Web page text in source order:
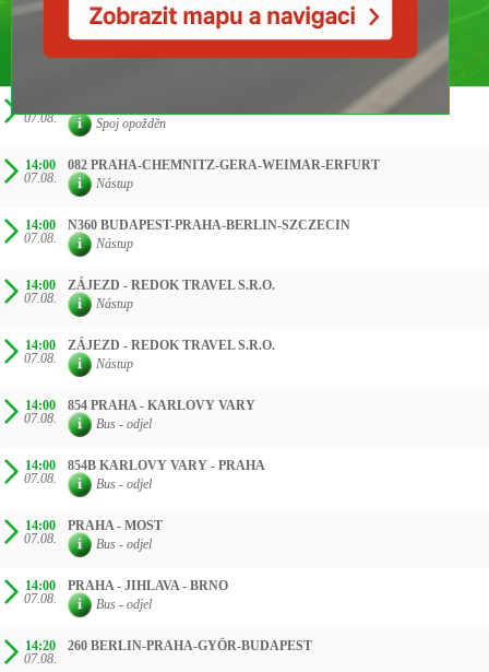
07.08.
Spoj opožděn
14:00
07.08.
082 PRAHA-CHEMNITZ-GERA-WEIMAR-ERFURT
Nástup
14:00
07.08.
N360 BUDAPEST-PRAHA-BERLIN-SZCZECIN
Nástup
14:00
07.08.
ZÁJEZD - REDOK TRAVEL S.R.O.
Nástup
14:00
07.08.
ZÁJEZD - REDOK TRAVEL S.R.O.
Nástup
14:00
07.08.
854 PRAHA - KARLOVY VARY
Bus - odjel
14:00
07.08.
854B KARLOVY VARY - PRAHA
Bus - odjel
14:00
07.08.
PRAHA - MOST
Bus - odjel
14:00
07.08.
PRAHA - JIHLAVA - BRNO
Bus - odjel
14:20
07.08.
260 BERLIN-PRAHA-GYÖR-BUDAPEST